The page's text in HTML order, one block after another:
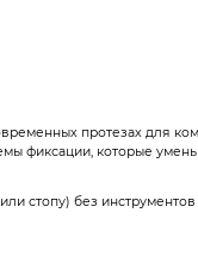
протезах для
фиксации, которые
стопу) без инструментов